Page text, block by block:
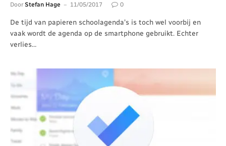
Door Stefan Hage 11/05/2017 0
De tijd van papieren schoolagenda’s is toch wel voorbij en
vaak wordt de agenda op de smartphone gebruikt. Echter
verlies…